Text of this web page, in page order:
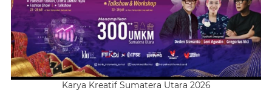
Karya Kreatif Sumatera Utara 2026